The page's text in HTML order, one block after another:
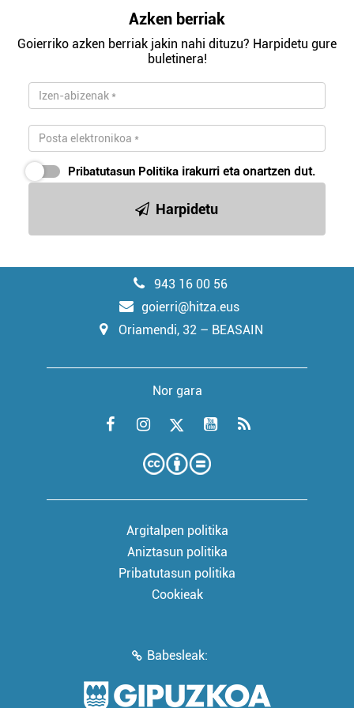
Azken berriak
Goierriko azken berriak jakin nahi dituzu? Harpidetu gure
buletinera!
Pribatutasun Politika irakurri eta onartzen dut.
Harpidetu
943 16 00 56
goierri@hitza.eus
Oriamendi, 32 – BEASAIN
Nor gara
Argitalpen politika
Aniztasun politika
Pribatutasun politika
Cookieak
Babesleak: